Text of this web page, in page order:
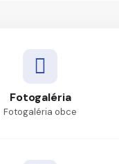
Fotogaléria
Fotogaléria obce